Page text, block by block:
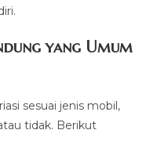
yang Umum
sesuai jenis mobil,
tidak. Berikut